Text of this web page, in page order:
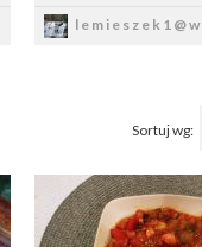
Sortuj wg:
Dodaj do